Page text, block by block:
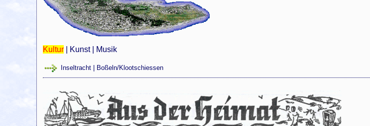
Kultur Kunst| Musik
Inseltracht Boßeln/Klootschiessen